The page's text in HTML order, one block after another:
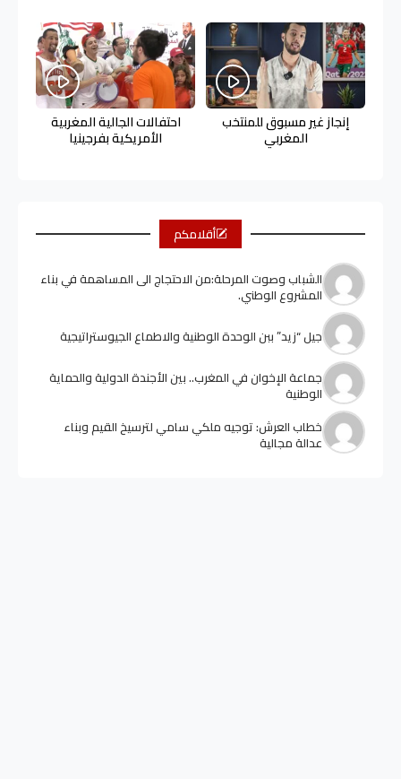
إنجاز غير مسبوق للمنتخب
المغربي
احتفالات الجالية المغربية
الأمريكية بفرجينيا
أقلامكم
الشباب وصوت المرحلة:من الاحتجاج الى المساهمة في بناء
المشروع الوطني.
جيل “زيد” ببن الوحدة الوطنية والاطماع الجيوستراتيجية
جماعة الإخوان في المغرب.. بين الأجندة الدولية والحماية
الوطنية
خطاب العرش: توجيه ملكي سامي لترسيخ القيم وبناء
عدالة مجالية